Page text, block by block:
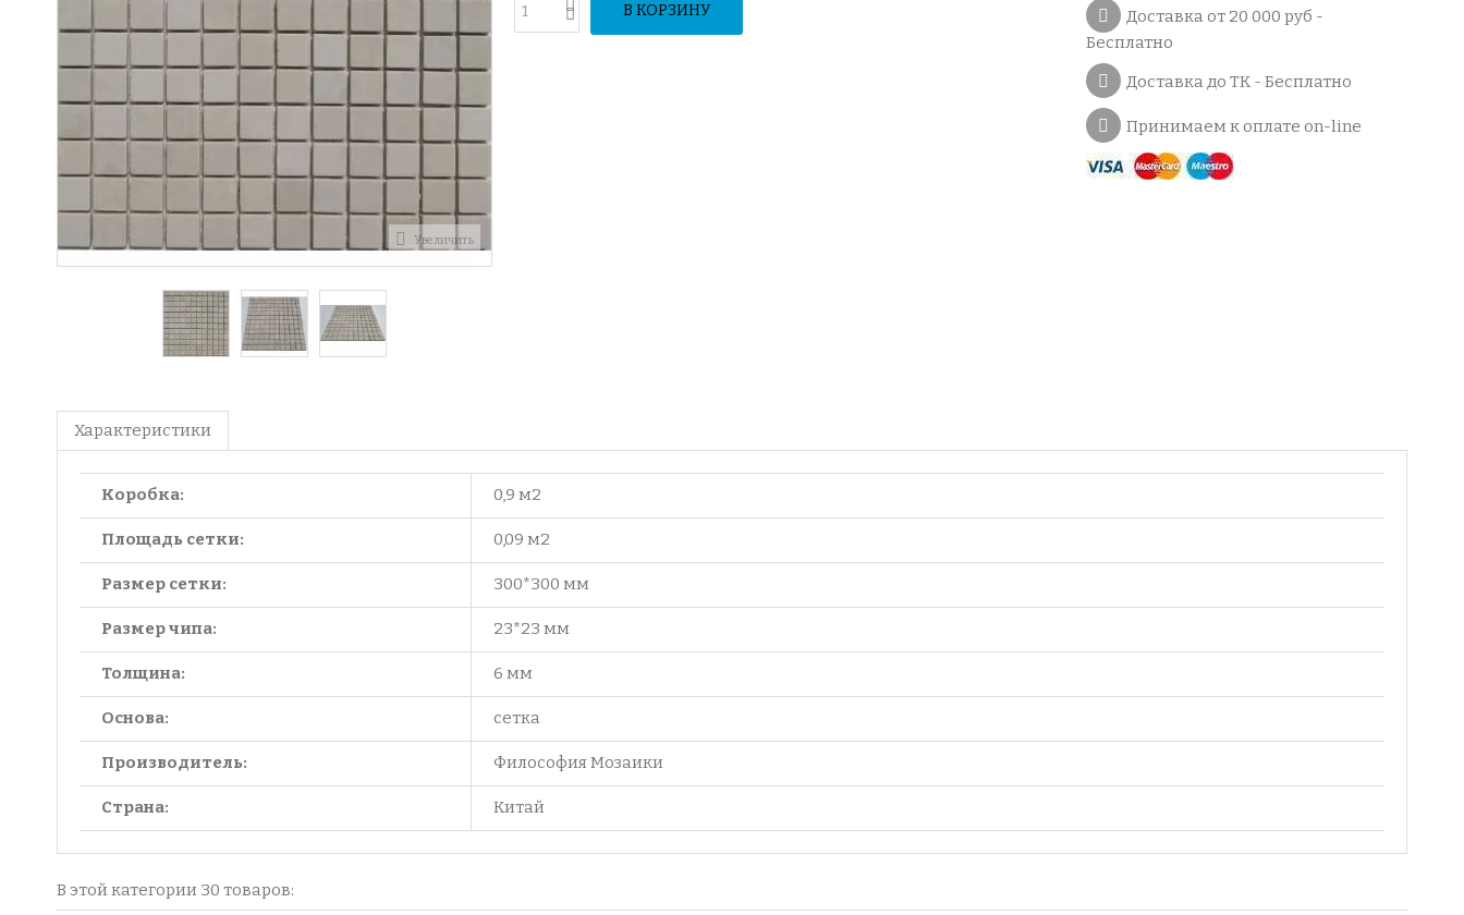
Увеличить
В КОРЗИНУ
Доставка от 20 000 руб -
Бесплатно
Доставка до ТК - Бесплатно
Принимаем к оплате on-line
Характеристики
Коробка: 0,9 м2
Площадь сетки: 0,09 м2
Размер сетки: 300*300 мм
Размер чипа: 23*23 мм
Толщина: 6 мм
Основа: сетка
Производитель: Философия Мозаики
Страна: Китай
В этой категории 30 товаров: